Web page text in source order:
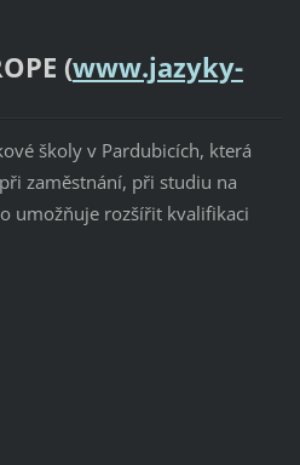
(www.jazyky-
školy v Pardubicích, která
zaměstnání, při studiu na
umožňuje rozšířit kvalifikaci